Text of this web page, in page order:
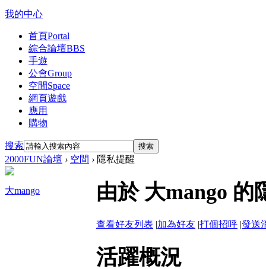
我的中心
首頁Portal
綜合論壇BBS
手遊
公會Group
空間Space
網頁遊戲
應用
購物
搜索 搜索
2000FUN論壇 › 空間 › 隱私提醒
大mango 由於 大mango
查看好友列表 |加為好友 |打個招呼 |發送
活躍概況